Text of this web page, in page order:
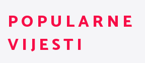
POPULARNE
VIJESTI